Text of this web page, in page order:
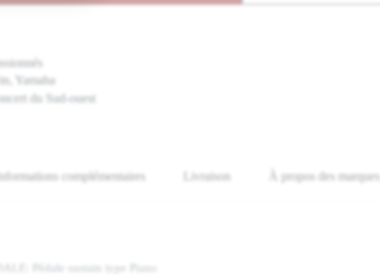
Yamaha
du Sud-ouest
Informations complémentaires Livraison À propos des marques